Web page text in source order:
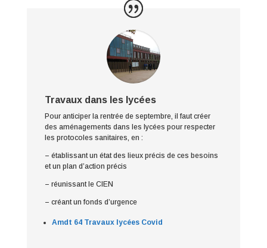
Travaux dans les lycées
Pour anticiper la rentrée de septembre, il faut créer
des aménagements dans les lycées pour respecter
les protocoles sanitaires, en :
– établissant un état des lieux précis de ces besoins
et un plan d’action précis
– réunissant le CIEN
– créant un fonds d’urgence
Amdt 64 Travaux lycées Covid